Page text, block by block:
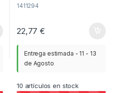
1411294
22,77€
Entrega estimada - 11 - 13
de Agosto
10 artículos en stock